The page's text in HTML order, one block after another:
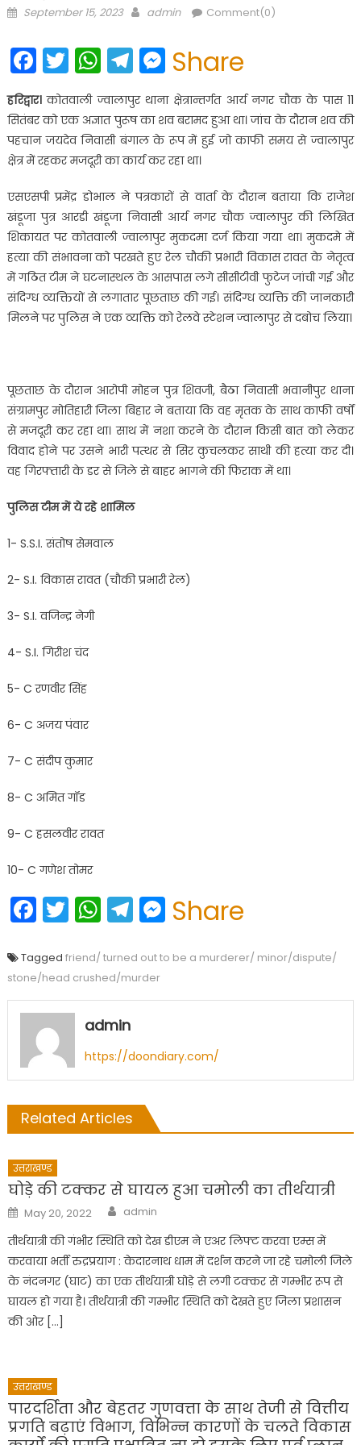
Posted
September 15, 2023 Author
admin Comment(0)
Facebook
Twitter
WhatsApp
Telegram
Messenger
Share
हरिद्वार।कोतवाली ज्वालापुर थाना क्षेत्रान्तर्गत आर्य नगर चौक के पास 11
सितंबर को एक अज्ञात पुरूष का शव बरामद हुआ था। जांच के दौरान शव की
पहचान जयदेव निवासी बंगाल के रूप में हुई जो काफी समय से ज्वालापुर
क्षेत्र में रहकर मजदूरी का कार्य कर रहा था।
एसएसपी प्रमेंद्र डोभाल ने पत्रकारों से वार्ता के दौरान बताया कि राजेश
खंडूजा पुत्र आरडी खंडूजा निवासी आर्य नगर चौक ज्वालापुर की लिखित
शिकायत पर कोतवाली ज्वालापुर मुकदमा दर्ज किया गया था। मुकदमे में
हत्या की संभावना को परखते हुए रेल चौकी प्रभारी विकास रावत के नेतृत्व
में गठित टीम ने घटनास्थल के आसपास लगे सीसीटीवी फुटेज जांची गई और
संदिग्ध व्यक्तियों से लगातार पूछताछ की गई। संदिग्ध व्यक्ति की जानकारी
मिलने पर पुलिस ने एक व्यक्ति को रेलवे स्टेशन ज्वालापुर से दबोच लिया।
पूछताछ के दौरान आरोपी मोहन पुत्र शिवजी, बैठा निवासी भवानीपुर थाना
संग्रामपुर मोतिहारी जिला बिहार ने बताया कि वह मृतक के साथ काफी वर्षों
से मजदूरी कर रहा था। साथ में नशा करने के दौरान किसी बात को लेकर
विवाद होने पर उसने भारी पत्थर से सिर कुचलकर साथी की हत्या कर दी।
वह गिरफ्तारी के डर से जिले से बाहर भागने की फिराक में था।
पुलिस टीम में ये रहे शामिल
1- S.S.I. संतोष सेमवाल
2- S.I. विकास रावत (चौकी प्रभारी रेल)
3- S.I. वजिन्द्र नेगी
4- S.I. गिरीश चंद
5- C रणवीर सिंह
6- C अजय पंवार
7- C संदीप कुमार
8- C अमित गॉड
9- C हसलवीर रावत
10- C गणेश तोमर
Facebook
Twitter
WhatsApp
Telegram
Messenger
Share
Tagged friend/ turned out to be a murderer/ minor/dispute/
stone/head crushed/murder
admin
https://doondiary.com/
Related Articles
उत्तराखण्ड
घोड़े की टक्कर से घायल हुआ चमोली का तीर्थयात्री
Posted
on
May 20, 2022 Author
admin
तीर्थयात्री की गंभीर स्थिति को देख डीएम ने एअर लिफ्ट करवा एम्स में
करवाया भर्ती रुद्रप्रयाग : केदारनाथ धाम में दर्शन करने जा रहे चमोली जिले
के नंदनगर (घाट) का एक तीर्थयात्री घोड़े से लगी टक्कर से गम्भीर रूप से
घायल हो गया है। तीर्थयात्री की गम्भीर स्थिति को देखते हुए जिला प्रशासन
की ओर […]
उत्तराखण्ड
पारदर्शिता और बेहतर गुणवत्ता के साथ तेजी से वित्तीय
प्रगति बढ़ाएं विभाग, विभिन्न कारणों के चलते विकास